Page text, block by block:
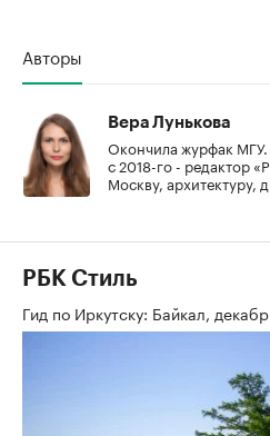
Авторы
Вера Лунькова
Окончила журфак МГУ.
с 2018-го - редактор
Москву, архитектуру,
РБК Стиль
Гид по Иркутску: Байкал,